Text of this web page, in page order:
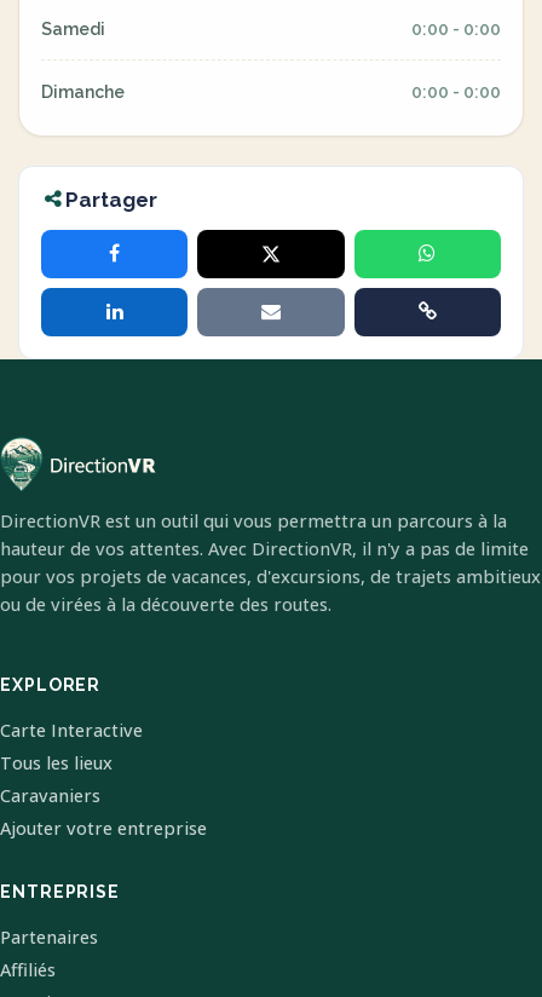
Samedi 0:00 - 0:00
Dimanche 0:00 - 0:00
Partager
DirectionVR est un outil qui vous permettra un parcours à la
hauteur de vos attentes. Avec DirectionVR, il n'y a pas de limite
pour vos projets de vacances, d'excursions, de trajets ambitieux
ou de virées à la découverte des routes.
EXPLORER
Carte Interactive
Tous les lieux
Caravaniers
Ajouter votre entreprise
ENTREPRISE
Partenaires
Affiliés